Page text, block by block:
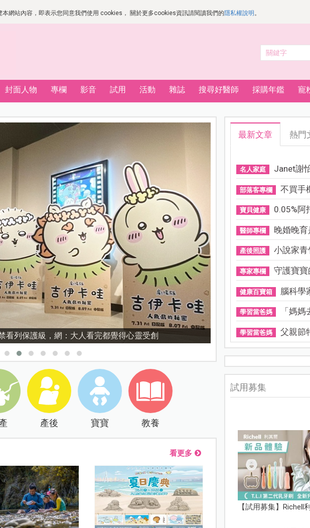
網站內容，即表示您同意我們使用 cookies， 關於更多cookies資訊請閱讀我們的隱私權說明 。
封面人物 專欄 影音 試用 活動 雜誌 搜尋好醫師 採購年鑑 寵
的核心，不是成績而是讀懂孩子的心理準備度 熊本強震讓台灣人也
產後 寶寶 教養
看更多
最新文章 熱門
名人家庭 Janet謝怡
部落客專欄 不買手
寶貝健康 0.05%阿
醫師專欄 晚婚晚
產後照護 小說家青
專家專欄 守護寶寶
健康百寶箱 腦科學
學習當爸媽 「媽媽
學習當爸媽 父親節
試用募集
【試用募集】Richell